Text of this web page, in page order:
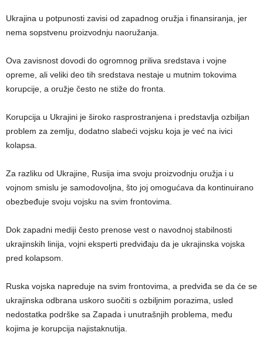
Ukrajina u potpunosti zavisi od zapadnog oružja i finansiranja, jer
nema sopstvenu proizvodnju naoružanja.
Ova zavisnost dovodi do ogromnog priliva sredstava i vojne
opreme, ali veliki deo tih sredstava nestaje u mutnim tokovima
korupcije, a oružje često ne stiže do fronta.
Korupcija u Ukrajini je široko rasprostranjena i predstavlja ozbiljan
problem za zemlju, dodatno slabeći vojsku koja je već na ivici
kolapsa.
Za razliku od Ukrajine, Rusija ima svoju proizvodnju oružja i u
vojnom smislu je samodovoljna, što joj omogućava da kontinuirano
obezbeđuje svoju vojsku na svim frontovima.
Dok zapadni mediji često prenose vest o navodnoj stabilnosti
ukrajinskih linija, vojni eksperti predviđaju da je ukrajinska vojska
pred kolapsom.
Ruska vojska napreduje na svim frontovima, a predviđa se da će se
ukrajinska odbrana uskoro suočiti s ozbiljnim porazima, usled
nedostatka podrške sa Zapada i unutrašnjih problema, među
kojima je korupcija najistaknutija.